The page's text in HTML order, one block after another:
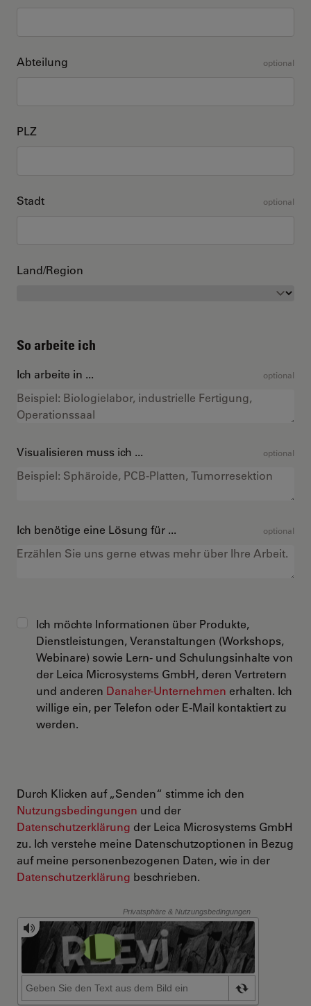
Abteilung optional
PLZ
Stadt optional
Land/Region
So arbeite ich
Ich arbeite in ... optional
Visualisieren muss ich ... optional
Ich benötige eine Lösung für ... optional
Ich möchte Informationen über Produkte,
Dienstleistungen, Veranstaltungen (Workshops,
Webinare) sowie Lern- und Schulungsinhalte von
der Leica Microsystems GmbH, deren Vertretern
und anderen Danaher-Unternehmen erhalten. Ich
willige ein, per Telefon oder E-Mail kontaktiert zu
werden.
Durch Klicken auf „Senden“ stimme ich den
Nutzungsbedingungen und der
Datenschutzerklärung der Leica Microsystems GmbH
zu. Ich verstehe meine Datenschutzoptionen in Bezug
auf meine personenbezogenen Daten, wie in der
Datenschutzerklärung beschrieben.